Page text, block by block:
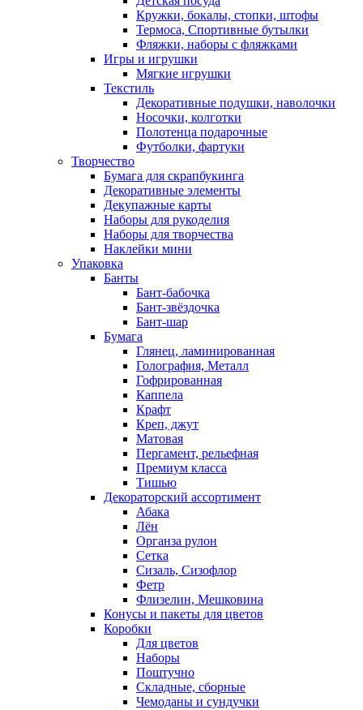
Кружки, бокалы, стопки, штофы
Термоса, Спортивные бутылки
Фляжки, наборы с фляжками
Игры и игрушки
Мягкие игрушки
Текстиль
Декоративные подушки, наволочки
Носочки, колготки
Полотенца подарочные
Футболки, фартуки
Творчество
Бумага для скрапбукинга
Декоративные элементы
Декупажные карты
Наборы для рукоделия
Наборы для творчества
Наклейки мини
Упаковка
Банты
Бант-бабочка
Бант-звёздочка
Бант-шар
Бумага
Глянец, ламинированная
Голография, Металл
Гофрированная
Каппела
Крафт
Креп, джут
Матовая
Пергамент, рельефная
Премиум класса
Тишью
Декораторский ассортимент
Абака
Лён
Органза рулон
Сетка
Сизаль, Сизофлор
Фетр
Флизелин, Мешковина
Конусы и пакеты для цветов
Коробки
Для цветов
Наборы
Поштучно
Складные, сборные
Чемоданы и сундучки